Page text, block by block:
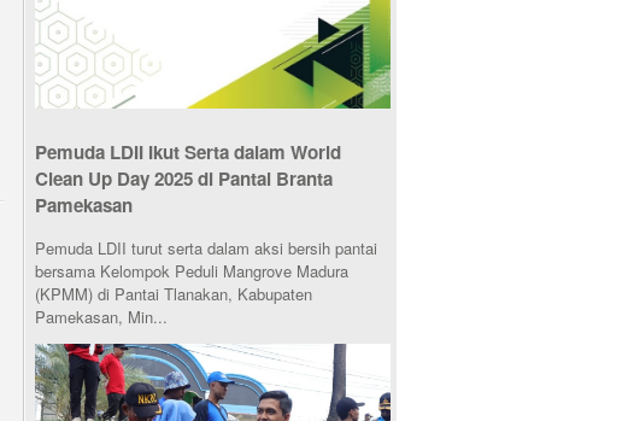
Pemuda LDII Ikut Serta dalam World
Clean Up Day 2025 di Pantai Branta
Pamekasan
Pemuda LDII turut serta dalam aksi bersih pantai
bersama Kelompok Peduli Mangrove Madura
(KPMM) di Pantai Tlanakan, Kabupaten
Pamekasan, Min...